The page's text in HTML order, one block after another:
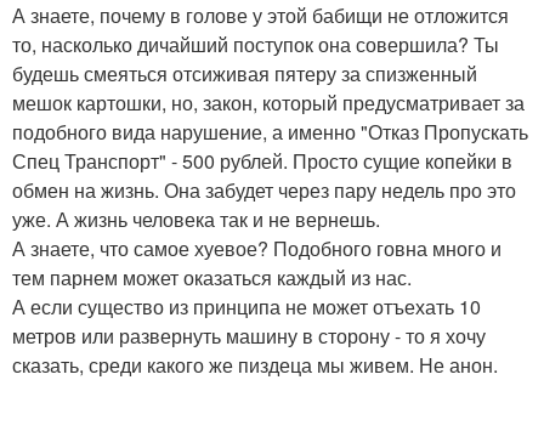
А знаете, почему в голове у этой бабищи не отложится
то, насколько дичайший поступок она совершила? Ты
будешь смеяться отсиживая пятеру за спизженный
мешок картошки, но, закон, который предусматривает за
подобного вида нарушение, а именно "Отказ Пропускать
Спец Транспорт" - 500 рублей. Просто сущие копейки в
обмен на жизнь. Она забудет через пару недель про это
уже. А жизнь человека так и не вернешь.
А знаете, что самое хуевое? Подобного говна много и
тем парнем может оказаться каждый из нас.
А если существо из принципа не может отъехать 10
метров или развернуть машину в сторону - то я хочу
сказать, среди какого же пиздеца мы живем. Не анон.